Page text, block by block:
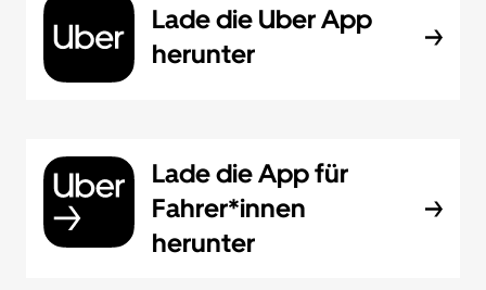
Lade die Uber App
herunter
Lade die App für
Fahrer*innen
herunter